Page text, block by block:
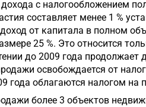
дохода с налогообложением
составляет менее 1 %
от капитала в полном
25 %. Это относится
до 2009 года продолжает
освобождается от
года облагаются налогом на
более 3 объектов